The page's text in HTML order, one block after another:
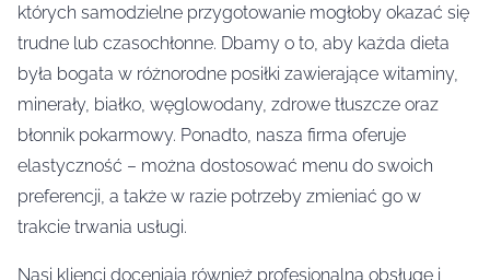
których samodzielne przygotowanie mogłoby okazać się
trudne lub czasochłonne. Dbamy o to, aby każda dieta
była bogata w różnorodne posiłki zawierające witaminy,
minerały, białko, węglowodany, zdrowe tłuszcze oraz
błonnik pokarmowy. Ponadto, nasza firma oferuje
elastyczność – można dostosować menu do swoich
preferencji, a także w razie potrzeby zmieniać go w
trakcie trwania usługi.
Nasi klienci doceniają również profesjonalną obsługę i